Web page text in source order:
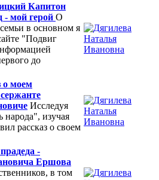
Капитон
- мой герой О
в основном я
"Подвиг
до
о моем
Исследуя
народа", изучая
рассказ о своем
-
Ершова
в том